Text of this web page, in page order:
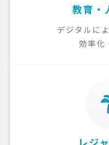
教育・
デジタルに
効率化